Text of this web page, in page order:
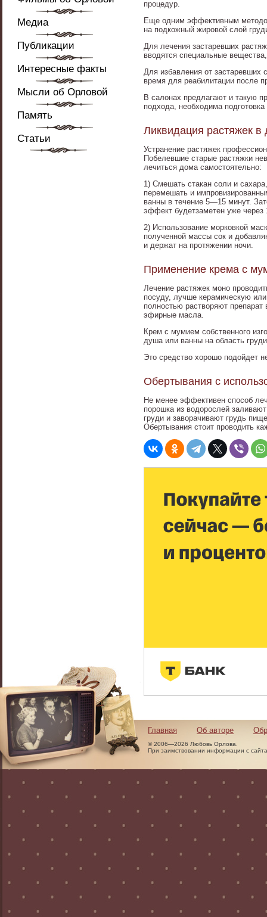
Медиа
Публикации
Интересные факты
Мысли об Орловой
Память
Статьи
процедур.
Еще одним эффективным
на подкожный жировой слой
Для лечения застаревших
вводятся специальные
Для избавления от застаревших
время для реабилитации после
В салонах предлагают и такую
подхода, необходима
Ликвидация растяжек
Устранение растяжек
Побелевшие старые растяжки
лечиться дома самостоятельно:
1) Смешать стакан соли и
перемешать и
ванны в течение 5—15 минут.
эффект будетзаметен уже через
2) Использование морковкой
полученной массы сок и
и держат на протяжении ночи.
Применение крема с
Лечение растяжек моно
посуду, лучше керамическую
полностью растворяют
эфирные масла.
Крем с мумием собственного
душа или ванны на область
Это средство хорошо подойдет
Обертывания с
Не менее эффективен способ
порошка из водорослей
груди и заворачивают грудь
Обертывания стоит проводить
Главная Об авторе
© 2006—2026 Любовь Орлова.
При заимствовании информации с